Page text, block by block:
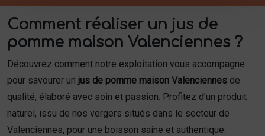
Comment réaliser un jus de
pomme maison Valenciennes ?
Découvrez comment notre exploitation vous accompagne
pour savourer un jus de pomme maison Valenciennes de
qualité, élaboré avec soin et passion. Profitez d’un produit
naturel, issu de nos vergers situés dans le secteur de
Valenciennes, pour une boisson saine et authentique.